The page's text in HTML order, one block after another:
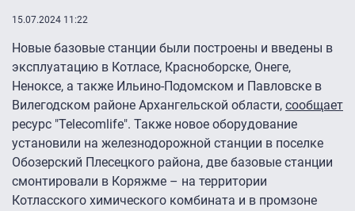
15.07.2024 11:22
Новые базовые станции были построены и введены в
эксплуатацию в Котласе, Красноборске, Онеге,
Неноксе, а также Ильино-Подомском и Павловске в
Вилегодском районе Архангельской области, сообщает
ресурс "Telecomlife". Также новое оборудование
установили на железнодорожной станции в поселке
Обозерский Плесецкого района, две базовые станции
смонтировали в Коряжме – на территории
Котласского химического комбината и в промзоне